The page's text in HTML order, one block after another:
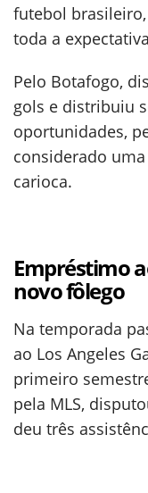
futebol
toda a
Pelo Botafogo,
gols e distribuiu
oportunidades,
considerado
carioca.
Empréstimo
novo fôlego
Na temporada
ao Los Angeles
primeiro
pela MLS,
deu três